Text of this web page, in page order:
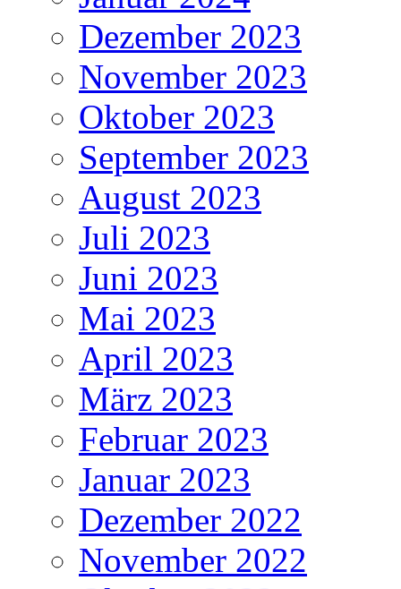
Dezember 2023
November 2023
Oktober 2023
September 2023
August 2023
Juli 2023
Juni 2023
Mai 2023
April 2023
März 2023
Februar 2023
Januar 2023
Dezember 2022
November 2022